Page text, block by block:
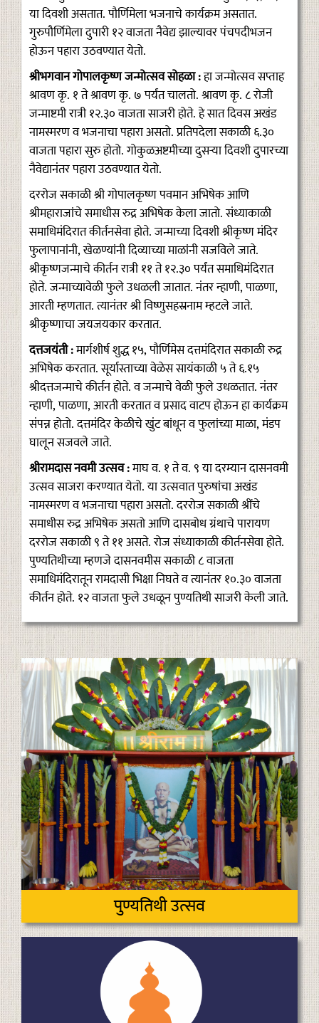
या दिवशी असतात. पौर्णिमेला भजनाचे कार्यक्रम असतात.
गुरुपौर्णिमेला दुपारी १२ वाजता नैवेद्य झाल्यावर पंचपदीभजन
होऊन पहारा उठवण्यात येतो.
श्रीभगवान गोपालकृष्ण जन्मोत्सव सोहळा :हा जन्मोत्सव सप्ताह
श्रावण कृ. १ ते श्रावण कृ. ७ पर्यंत चालतो. श्रावण कृ. ८ रोजी
जन्माष्टमी रात्री १२.३० वाजता साजरी होते. हे सात दिवस अखंड
नामस्मरण व भजनाचा पहारा असतो. प्रतिपदेला सकाळी ६.३०
वाजता पहारा सुरु होतो. गोकुळअष्टमीच्या दुसऱ्या दिवशी दुपारच्या
नैवेद्यानंतर पहारा उठवण्यात येतो.
दररोज सकाळी श्री गोपालकृष्ण पवमान अभिषेक आणि
श्रीमहाराजांचे समाधीस रुद्र अभिषेक केला जातो. संध्याकाळी
समाधिमंदिरात कीर्तनसेवा होते. जन्माच्या दिवशी श्रीकृष्ण मंदिर
फुलापानांनी, खेळण्यांनी दिव्याच्या माळांनी सजविले जाते.
श्रीकृष्णजन्माचे कीर्तन रात्री ११ ते १२.३० पर्यंत समाधिमंदिरात
होते. जन्माच्यावेळी फुले उधळली जातात. नंतर न्हाणी, पाळणा,
आरती म्हणतात. त्यानंतर श्री विष्णुसहस्रनाम म्हटले जाते.
श्रीकृष्णाचा जयजयकार करतात.
दत्तजयंती :मार्गशीर्ष शुद्ध १५, पौर्णिमेस दत्तमंदिरात सकाळी रुद्र
अभिषेक करतात. सूर्यास्ताच्या वेळेस सायंकाळी ५ ते ६.१५
श्रीदत्तजन्माचे कीर्तन होते. व जन्माचे वेळी फुले उधळतात. नंतर
न्हाणी, पाळणा, आरती करतात व प्रसाद वाटप होऊन हा कार्यक्रम
संपन्न होतो. दत्तमंदिर केळीचे खुंट बांधून व फुलांच्या माळा, मंडप
घालून सजवले जाते.
श्रीरामदास नवमी उत्सव :माघ व. १ ते व. ९ या दरम्यान दासनवमी
उत्सव साजरा करण्यात येतो. या उत्सवात पुरुषांचा अखंड
नामस्मरण व भजनाचा पहारा असतो. दररोज सकाळी श्रींचे
समाधीस रुद्र अभिषेक असतो आणि दासबोध ग्रंथाचे पारायण
दररोज सकाळी ९ ते ११ असते. रोज संध्याकाळी कीर्तनसेवा होते.
पुण्यतिथीच्या म्हणजे दासनवमीस सकाळी ८ वाजता
समाधिमंदिरातून रामदासी भिक्षा निघते व त्यानंतर १०.३० वाजता
कीर्तन होते. १२ वाजता फुले उधळून पुण्यतिथी साजरी केली जाते.
पुण्यतिथी उत्सव